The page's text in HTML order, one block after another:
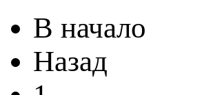
В начало
Назад